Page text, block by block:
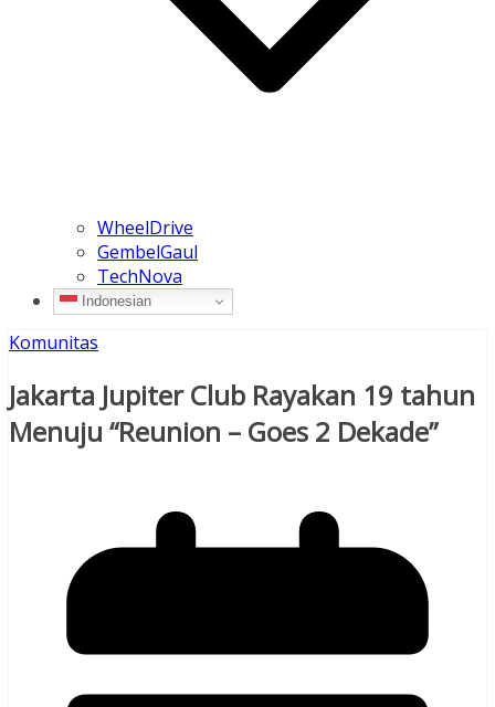
WheelDrive
GembelGaul
TechNova
Indonesian
Komunitas
Jakarta Jupiter Club Rayakan 19 tahun
Menuju “Reunion – Goes 2 Dekade”